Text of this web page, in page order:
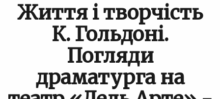
Життя і творчість
К. Гольдоні.
Погляди
драматурга на